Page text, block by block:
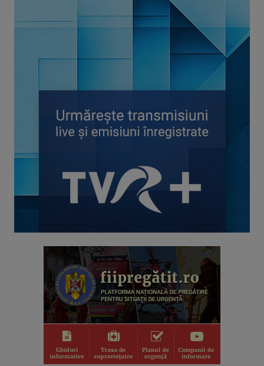
O călătorie fermecatoare în Oltenia. ...